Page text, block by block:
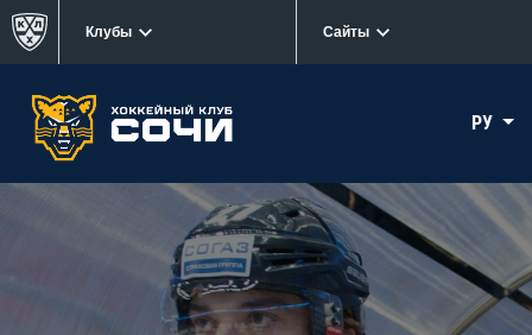
Клубы Сайты
РУ